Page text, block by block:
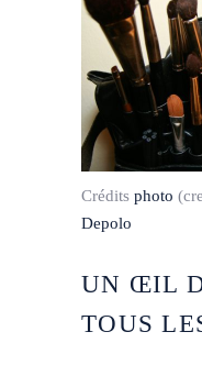
Crédits photo
Depolo
UN ŒIL
TOUS